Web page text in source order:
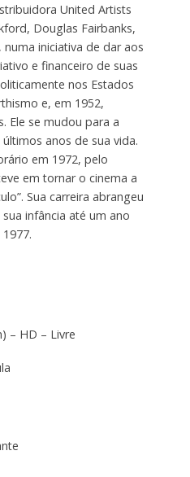
United Artists
Douglas Fairbanks,
iniciativa de dar aos
e financeiro de suas
nos Estados
e, em 1952,
Ele se mudou para a
anos de sua vida.
em 1972, pelo
em tornar o cinema a
Sua carreira abrangeu
infância até um ano
– HD – Livre